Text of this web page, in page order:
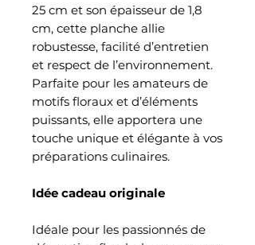
25 cm et son épaisseur de 1,8
cm, cette planche allie
robustesse, facilité d’entretien
et respect de l’environnement.
Parfaite pour les amateurs de
motifs floraux et d’éléments
puissants, elle apportera une
touche unique et élégante à vos
préparations culinaires.
Idée cadeau originale
Idéale pour les passionnés de